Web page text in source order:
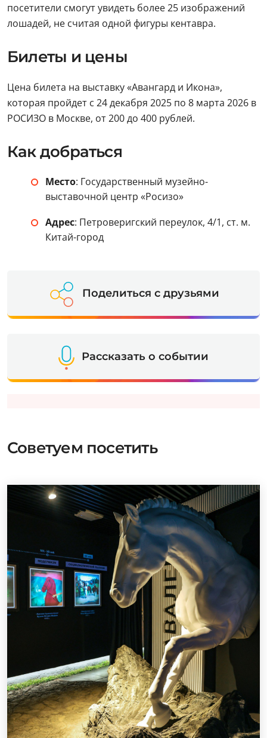
посетители смогут увидеть более 25 изображений
лошадей, не считая одной фигуры кентавра.
Билеты и цены
Цена билета на выставку «Авангард и Икона»,
которая пройдет с 24 декабря 2025 по 8 марта 2026 в
РОСИЗО в Москве, от 200 до 400 рублей.
Как добраться
Место: Государственный музейно-
выставочной центр «Росизо»
Адрес: Петроверигский переулок, 4/1, ст. м.
Китай-город
Поделиться с друзьями
Рассказать о событии
Советуем посетить